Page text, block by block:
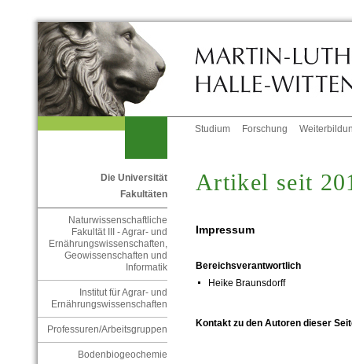
Studium Forschung
Die Universität
Fakultäten
Naturwissenschaftliche
Fakultät III - Agrar- und
Ernährungswissenschaften,
Geowissenschaften und
Informatik
Institut für Agrar- und
Ernährungswissenschaften
Professuren/Arbeitsgruppen
Bodenbiogeochemie
Artikel seit
Impressum
Bereichsverantwortlich
Heike Braunsdorff
Kontakt zu den Autoren dieser